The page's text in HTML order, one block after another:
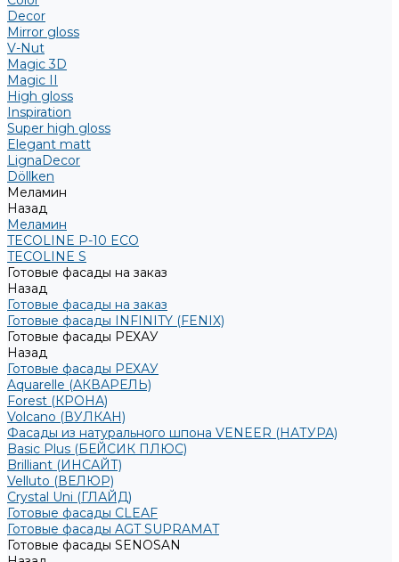
Decor
Mirror gloss
V-Nut
Magic 3D
Magic II
High gloss
Inspiration
Super high gloss
Elegant matt
LignaDecor
Döllken
Меламин
Назад
Меламин
TECOLINE P-10 ECO
TECOLINE S
Готовые фасады на заказ
Назад
Готовые фасады на заказ
Готовые фасады INFINITY (FENIX)
Готовые фасады РЕХАУ
Назад
Готовые фасады РЕХАУ
Aquarelle (АКВАРЕЛЬ)
Forest (КРОНА)
Volcano (ВУЛКАН)
Фасады из натурального шпона VENEER (НАТУРА)
Basic Plus (БЕЙСИК ПЛЮС)
Brilliant (ИНСАЙТ)
Velluto (ВЕЛЮР)
Crystal Uni (ГЛАЙД)
Готовые фасады CLEAF
Готовые фасады AGT SUPRAMAT
Готовые фасады SENOSAN